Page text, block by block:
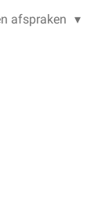
afspraken